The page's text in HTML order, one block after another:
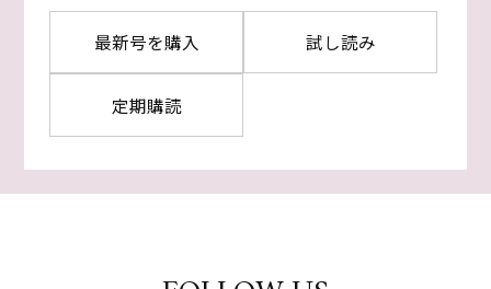
最新号を購入 試し読み
定期購読